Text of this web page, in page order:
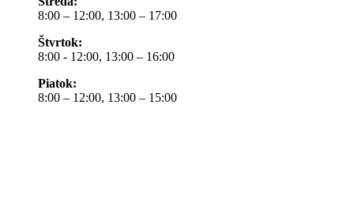
8:00 – 12:00, 13:00 – 17:00
Štvrtok:
8:00 - 12:00, 13:00 – 16:00
Piatok:
8:00 – 12:00, 13:00 – 15:00